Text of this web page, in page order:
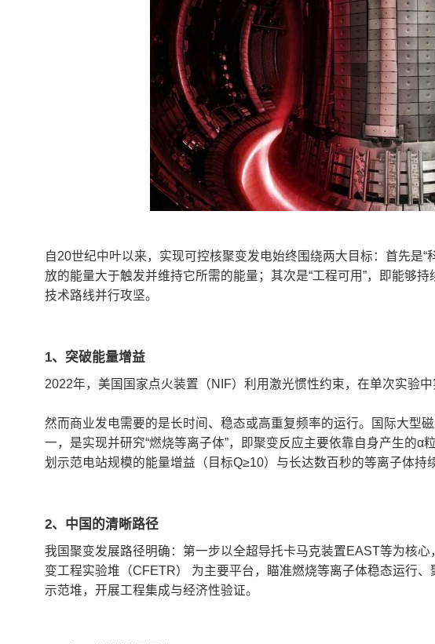
自20世纪中叶以来，实现可控核聚变发电始终围绕两大目标：首先是
放的能量大于触发并维持它所需的能量；其次是“工程可用”，即能够
技术路线并行攻坚。
1、突破能量增益
2022年，美国国家点火装置（NIF）利用激光惯性约束，在单次实验
然而商业发电需要的是长时间、稳态或高重复频率的运行。国际大
一，是实现并研究“燃烧等离子体”，即聚变反应主要依靠自身产生的
划示范电站规模的能量增益（目标Q≥10）与长达数百秒的等离子体持
2、中国的清晰路径
我国聚变发展路径明确：第一步以全超导托卡马克装置EAST等为核
变工程实验堆（CFETR） 为主要平台，瞄准燃烧等离子体稳态运行
示范堆，开展工程集成与经济性验证。